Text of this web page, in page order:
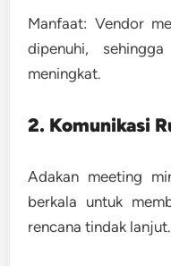
Manfaat: Vendor
dipenuhi,
meningkat.
2. Komunikasi
Adakan meeting
berkala untuk
rencana tindak lanjut.